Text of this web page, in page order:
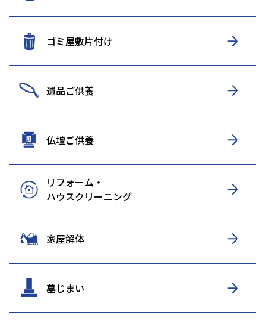
ゴミ屋敷片付け
遺品ご供養
仏壇ご供養
リフォーム・
ハウスクリーニング
家屋解体
墓じまい